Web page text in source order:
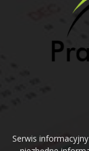
Serwis